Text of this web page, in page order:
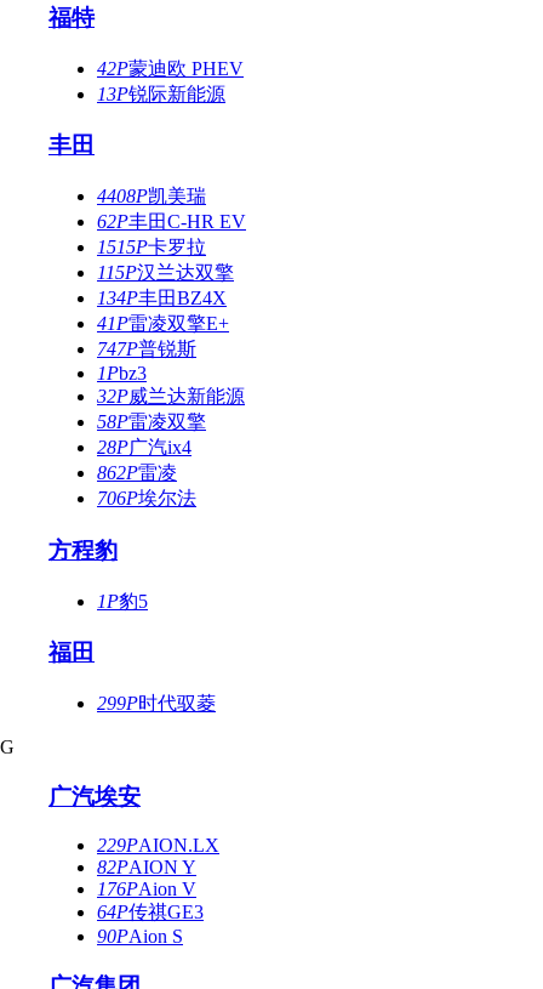
福特
42P蒙迪欧 PHEV
13P锐际新能源
丰田
4408P凯美瑞
62P丰田C-HR EV
1515P卡罗拉
115P汉兰达双擎
134P丰田BZ4X
41P雷凌双擎E+
747P普锐斯
1Pbz3
32P威兰达新能源
58P雷凌双擎
28P广汽ix4
862P雷凌
706P埃尔法
方程豹
1P豹5
福田
299P时代驭菱
G
广汽埃安
229PAION.LX
82PAION Y
176PAion V
64P传祺GE3
90PAion S